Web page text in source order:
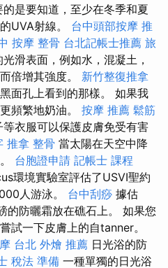
是要知道，至少在冬季和夏
UVA射線。 台中頭部按摩 推
按摩 整骨 台北記帳士推薦 旅
滑表面，例如水，混凝土，
倍增其強度。 新竹整復推拿
面孔上看到的那樣。 如果我
頻繁地奶油。 按摩 推薦 鬆筋
衣服可以保護皮膚免受有害
推拿 整骨 當太陽在天空中降
台胞證申請 記帳士 課程
環境實驗室評估了USVI聖約
人游泳。 台中刮痧 據估
的防曬霜放在礁石上。 如果您
試一下皮膚上的自tanner。
台北 外燴 推薦 日光浴的防
稅法 準備 一種單獨的日光浴